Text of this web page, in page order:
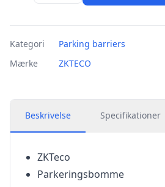
Kategori
Parking barriers
Mærke
ZKTECO
Beskrivelse Specifikationer
ZKTeco
Parkeringsbomme